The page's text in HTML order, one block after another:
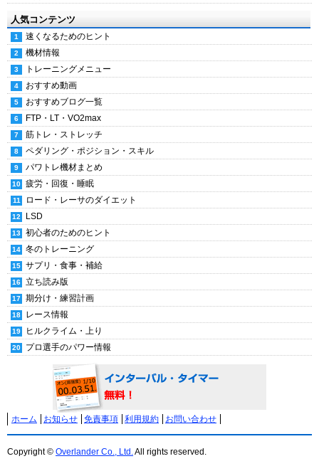
人気コンテンツ
速くなるためのヒント
機材情報
トレーニングメニュー
おすすめ動画
おすすめブログ一覧
FTP・LT・VO2max
筋トレ・ストレッチ
ペダリング・ポジション・スキル
パワトレ機材まとめ
疲労・回復・睡眠
ロード・レーサのダイエット
LSD
初心者のためのヒント
冬のトレーニング
サプリ・食事・補給
立ち読み版
期分け・練習計画
レース情報
ヒルクライム・上り
プロ選手のパワー情報
ホーム お知らせ 免責事項 利用規約 お問い合わせ
Copyright © Overlander Co., Ltd.All rights reserved.